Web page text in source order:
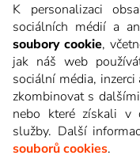
K personalizaci
sociálních médií a
soubory cookie,
jak náš web
sociální média,
zkombinovat s
nebo které získali v
služby. Další
souborů cookies.